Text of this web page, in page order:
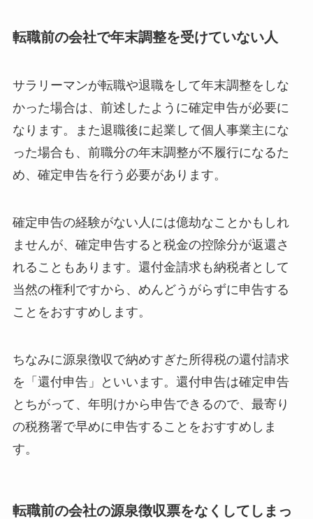
転職前の会社で年末調整を受けていない人
サラリーマンが転職や退職をして年末調整をしな
かった場合は、前述したように確定申告が必要に
なります。また退職後に起業して個人事業主にな
った場合も、前職分の年末調整が不履行になるた
め、確定申告を行う必要があります。
確定申告の経験がない人には億劫なことかもしれ
ませんが、確定申告すると税金の控除分が返還さ
れることもあります。還付金請求も納税者として
当然の権利ですから、めんどうがらずに申告する
ことをおすすめします。
ちなみに源泉徴収で納めすぎた所得税の還付請求
を「還付申告」といいます。還付申告は確定申告
とちがって、年明けから申告できるので、最寄り
の税務署で早めに申告することをおすすめしま
す。
転職前の会社の源泉徴収票をなくしてしまっ